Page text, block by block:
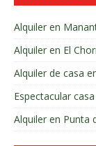
Alquiler en
Alquiler en El
Alquiler de casa
Espectacular
Alquiler en Punta